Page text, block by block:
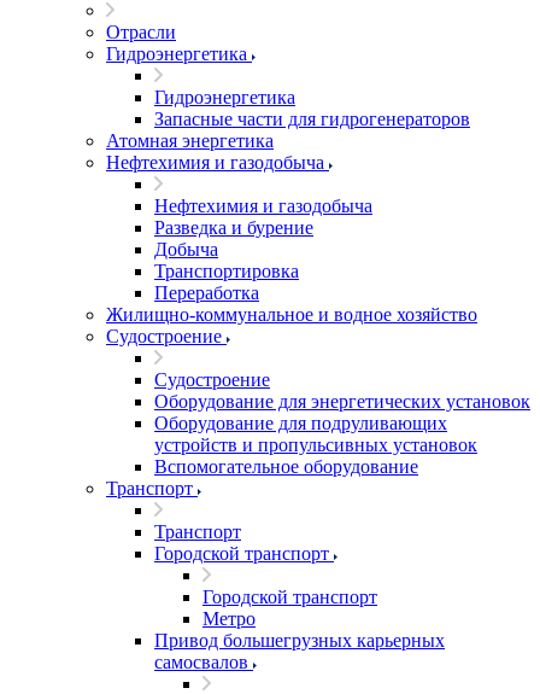
Отрасли
Гидроэнергетика
Гидроэнергетика
Запасные части для гидрогенераторов
Атомная энергетика
Нефтехимия и газодобыча
Нефтехимия и газодобыча
Разведка и бурение
Добыча
Транспортировка
Переработка
Жилищно-коммунальное и водное хозяйство
Судостроение
Судостроение
Оборудование для энергетических установок
Оборудование для подруливающих
устройств и пропульсивных установок
Вспомогательное оборудование
Транспорт
Транспорт
Городской транспорт
Городской транспорт
Метро
Привод большегрузных карьерных
самосвалов